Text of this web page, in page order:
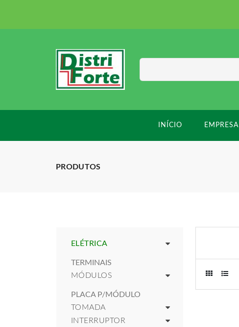
INÍCIO EMPRESA
PRODUTOS
ELÉTRICA
TERMINAIS
MÓDULOS
PLACA P/MÓDULO
TOMADA
INTERRUPTOR